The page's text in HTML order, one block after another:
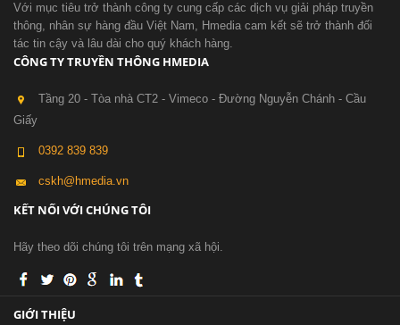
Với mục tiêu trở thành công ty cung cấp các dịch vụ giải pháp truyền
thông, nhân sự hàng đầu Việt Nam, Hmedia cam kết sẽ trở thành đối
tác tin cậy và lâu dài cho quý khách hàng.
CÔNG TY TRUYỀN THÔNG HMEDIA
Tầng 20 - Tòa nhà CT2 - Vimeco - Đường Nguyễn Chánh - Cầu
Giấy
0392 839 839
cskh@hmedia.vn
KẾT NỐI VỚI CHÚNG TÔI
Hãy theo dõi chúng tôi trên mạng xã hội.
GIỚI THIỆU